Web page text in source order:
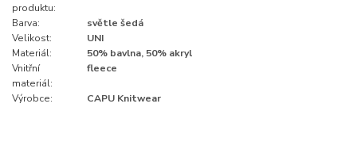
produktu:
Barva:
světle šedá
Velikost:
UNI
Materiál:
50% bavlna, 50% akryl
Vnitřní
materiál:
fleece
Výrobce: CAPU Knitwear